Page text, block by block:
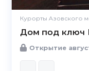
Курорты Азовского
Дом под ключ
Открытие